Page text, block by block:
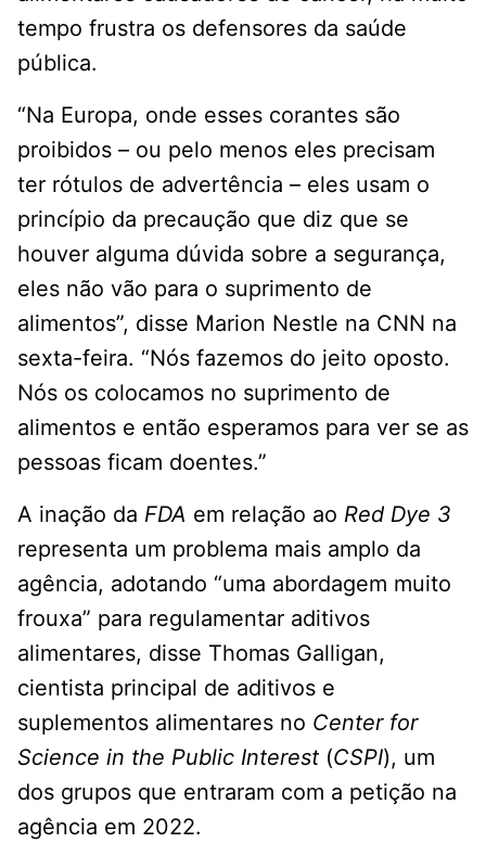
tempo frustra os defensores da saúde
pública.
“Na Europa, onde esses corantes são
proibidos – ou pelo menos eles precisam
ter rótulos de advertência – eles usam o
princípio da precaução que diz que se
houver alguma dúvida sobre a segurança,
eles não vão para o suprimento de
alimentos”, disse Marion Nestle na CNN na
sexta-feira. “Nós fazemos do jeito oposto.
Nós os colocamos no suprimento de
alimentos e então esperamos para ver se as
pessoas ficam doentes.”
A inação da FDA em relação ao Red Dye 3
representa um problema mais amplo da
agência, adotando “uma abordagem muito
frouxa” para regulamentar aditivos
alimentares, disse Thomas Galligan,
cientista principal de aditivos e
suplementos alimentares no Center for
Science in the Public Interest (CSPI), um
dos grupos que entraram com a petição na
agência em 2022.